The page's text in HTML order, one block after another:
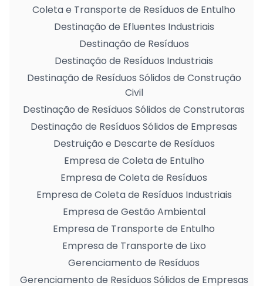
Coleta e Transporte de Resíduos de Entulho
Destinação de Efluentes Industriais
Destinação de Resíduos
Destinação de Resíduos Industriais
Destinação de Resíduos Sólidos de Construção
Civil
Destinação de Resíduos Sólidos de Construtoras
Destinação de Resíduos Sólidos de Empresas
Destruição e Descarte de Resíduos
Empresa de Coleta de Entulho
Empresa de Coleta de Resíduos
Empresa de Coleta de Resíduos Industriais
Empresa de Gestão Ambiental
Empresa de Transporte de Entulho
Empresa de Transporte de Lixo
Gerenciamento de Resíduos
Gerenciamento de Resíduos Sólidos de Empresas